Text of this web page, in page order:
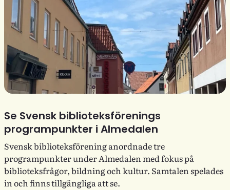
Se Svensk biblioteksförenings
programpunkter i Almedalen
Svensk biblioteksförening anordnade tre
programpunkter under Almedalen med fokus på
biblioteksfrågor, bildning och kultur. Samtalen spelades
in och finns tillgängliga att se.